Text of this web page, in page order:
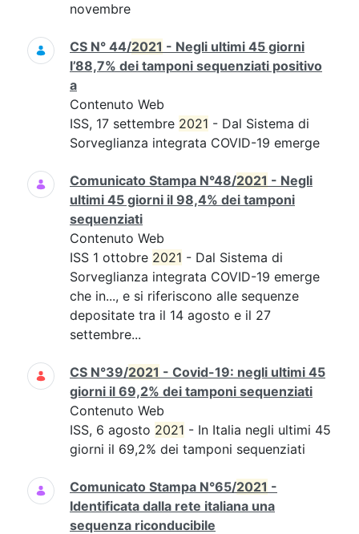
novembre
CS N° 44/2021 - Negli ultimi 45 giorni
l’88,7% dei tamponi sequenziati positivo
a
Contenuto Web
ISS, 17 settembre 2021 - Dal Sistema di
Sorveglianza integrata COVID-19 emerge
Comunicato Stampa N°48/2021 - Negli
ultimi 45 giorni il 98,4% dei tamponi
sequenziati
Contenuto Web
ISS 1 ottobre 2021 - Dal Sistema di
Sorveglianza integrata COVID-19 emerge
che in..., e si riferiscono alle sequenze
depositate tra il 14 agosto e il 27
settembre...
CS N°39/2021 - Covid-19: negli ultimi 45
giorni il 69,2% dei tamponi sequenziati
Contenuto Web
ISS, 6 agosto 2021 - In Italia negli ultimi 45
giorni il 69,2% dei tamponi sequenziati
Comunicato Stampa N°65/2021 -
Identificata dalla rete italiana una
sequenza riconducibile